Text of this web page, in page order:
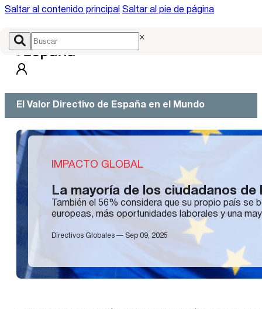
Saltar al contenido principal Saltar al pie de página
×
El Valor Directivo de España en el Mundo
IMPACTO GLOBAL
La mayoría de los ciudadanos de
También el 56% considera que su propio país
europeas, más oportunidades laborales y una
Directivos Globales — Sep 09, 2025